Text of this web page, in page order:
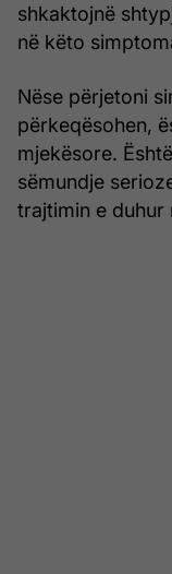
shkaktojnë
në këto
Nëse përjetoni
përkeqësohen,
mjekësore.
sëmundje
trajtimin e duhur